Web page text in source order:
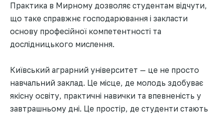
Практика в Мирному дозволяє студентам відчути,
що таке справжнє господарювання і закласти
основу професійної компетентності та
дослідницького мислення.
Київський аграрний університет — це не просто
навчальний заклад. Це місце, де молодь здобуває
якісну освіту, практичні навички та впевненість у
завтрашньому дні. Це простір, де студенти стають